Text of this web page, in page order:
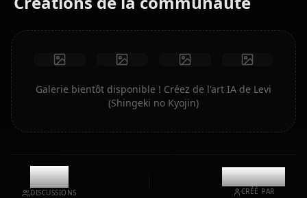
Galerie bientôt disponible ! Créez de l'art IA de Levi
(Shingeki no Kyojin)
1.1k
DISCUSSIONS
@kanashi
CRÉÉ PAR